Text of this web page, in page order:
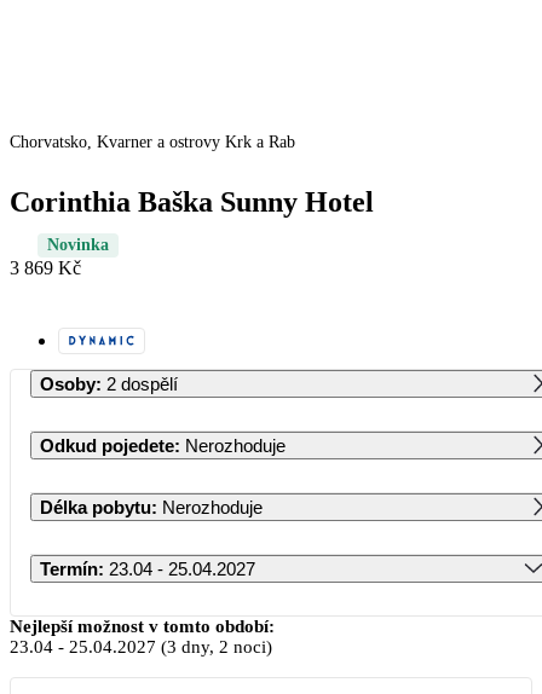
Chorvatsko, Kvarner a ostrovy Krk a Rab
Corinthia Baška Sunny Hotel
Novinka
3 869 Kč
Osoby: 2 dospělí
Odkud pojedete: Nerozhoduje
Délka pobytu: Nerozhoduje
Termín: 23.04 - 25.04.2027
Duben 2027
PO ÚT ST ČT PÁ SO NE
Nejlepší možnost v tomto období:
23.04 - 25.04.2027 (3 dny, 2 noci)